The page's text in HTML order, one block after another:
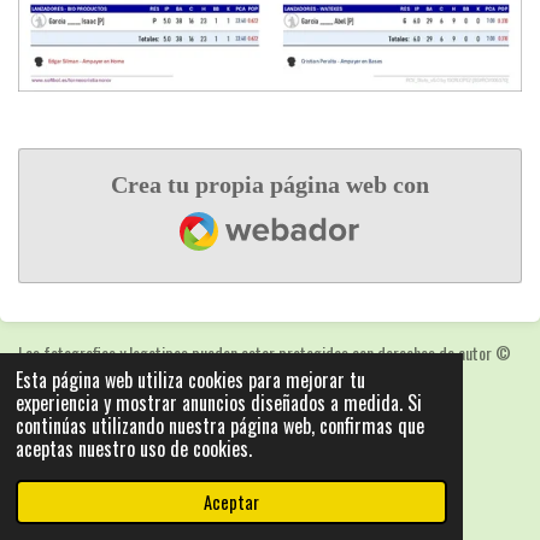
Esta página web utiliza cookies para mejorar tu
experiencia y mostrar anuncios diseñados a medida. Si
continúas utilizando nuestra página web, confirmas que
aceptas nuestro uso de cookies.
Aceptar
Crea tu propia página web con
Webador
Las fotografias y logotipos pueden estar protegidas con derechos de autor©
2025: Statics - by ISCRLopez APP_Stats_v5.103
Con la tecnología deWebador